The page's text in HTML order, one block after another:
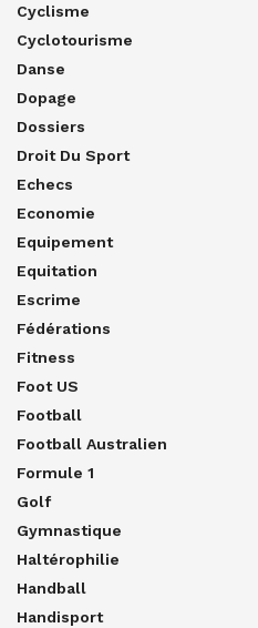
Cyclisme
Cyclotourisme
Danse
Dopage
Dossiers
Droit Du Sport
Echecs
Economie
Equipement
Equitation
Escrime
Fédérations
Fitness
Foot US
Football
Football Australien
Formule 1
Golf
Gymnastique
Haltérophilie
Handball
Handisport